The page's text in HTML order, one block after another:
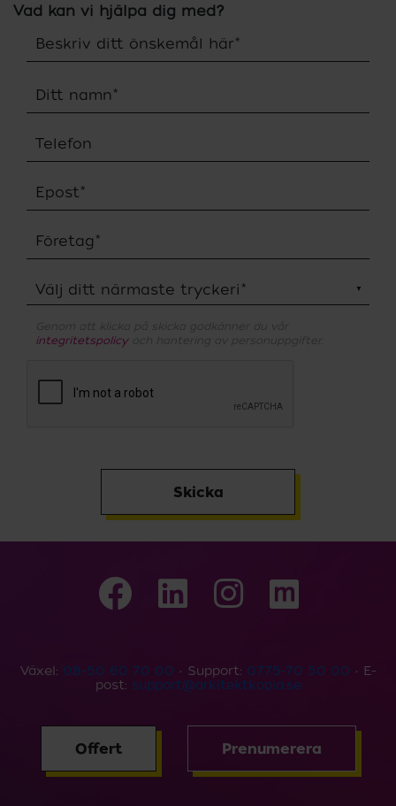
Vad kan vi hjälpa dig med?
Beskriv ditt önskemål här*
Ditt namn*
Telefon
Epost*
Företag *
Välj ditt närmaste tryckeri *
Genom att klicka på skicka godkänner du vår
integritetspolicyoch hantering av personuppgifter.
Skicka
Växel: 08-50 60 70 00 • Support: 0775-70 50 00 • E-
post: support@arkitektkopia.se
Offert Prenumerera